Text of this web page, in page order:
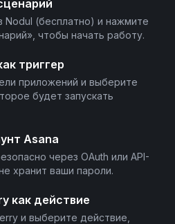
Nodul (бесплатно) и нажмите
чтобы начать работу.
триггер
приложений и выберите
будет запускать
Asana
через OAuth или API-
хранит ваши пароли.
как действие
и выберите действие,